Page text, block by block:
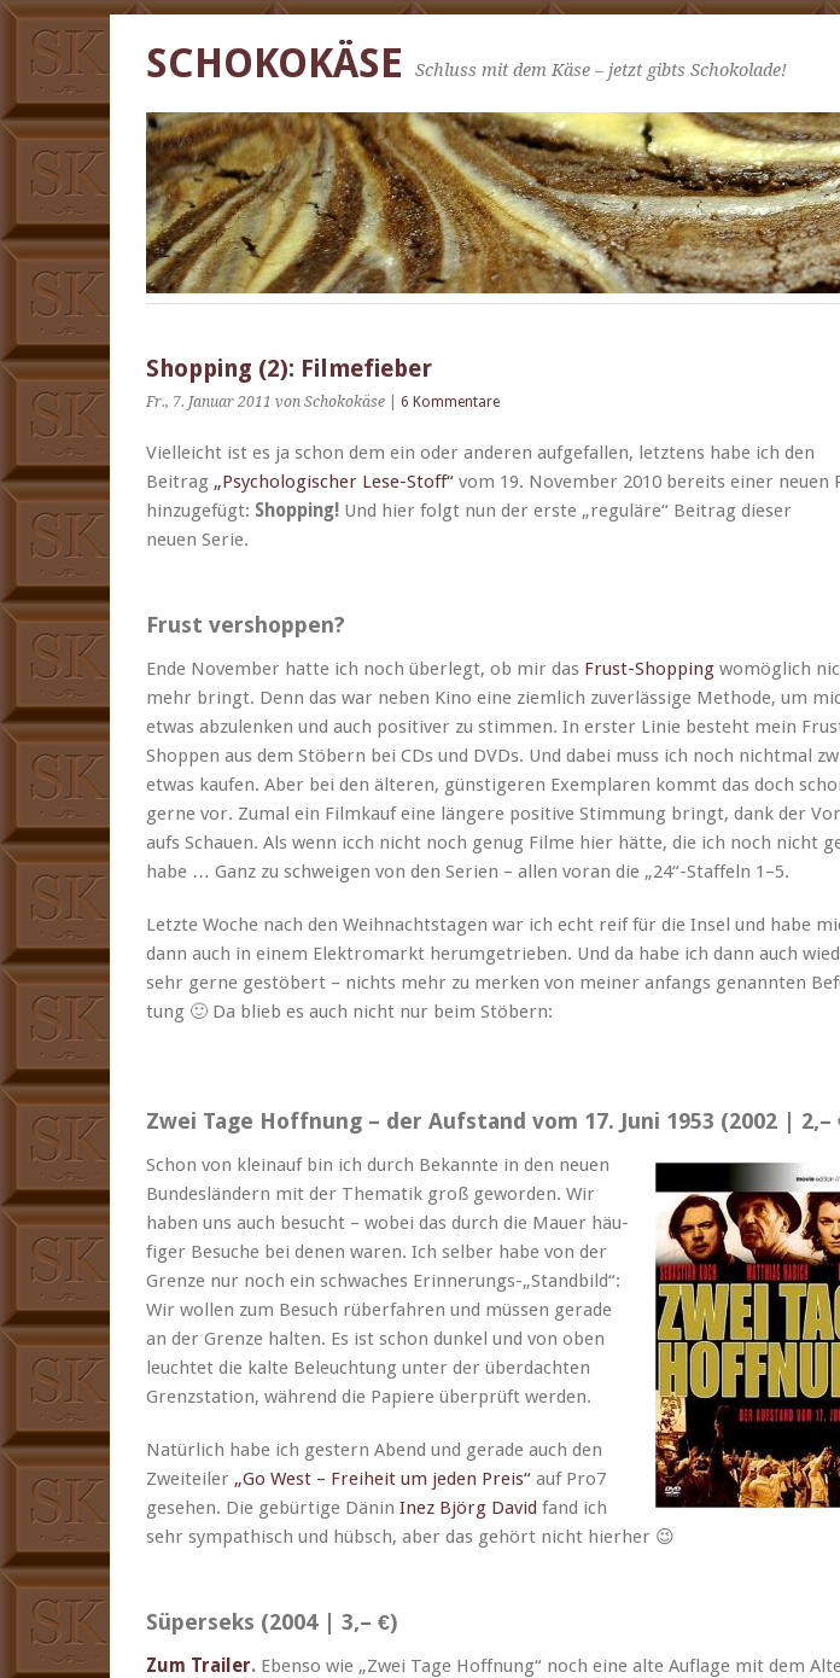
SCHOKOKÄSE Schluss mit dem Käse – jetzt gibts Schokolade!
Shopping (2): Filmefieber
Fr., 7. Januar 2011 von Schokokäse 6 Kommentare
Vielle­icht ist es ja schon dem ein oder anderen aufge­fall­en, let­ztens habe ich den
Beitrag „Psy­chol­o­gis­ch­er Lese-Stoff“ vom 19. Novem­ber 2010 bere­its ein­er neuen
hinzuge­fügt: Shop­ping! Und hier fol­gt nun der erste „reg­uläre“ Beitrag dieser
neuen Serie.
Frust vershoppen?
Ende Novem­ber hat­te ich noch über­legt, ob mir das Frust-Shop­ping wom­öglich
mehr bringt. Denn das war neben Kino eine ziem­lich zuver­läs­sige Meth­ode, um
etwas abzu­lenken und auch pos­i­tiv­er zu stim­men. In erster Lin­ie beste­ht mein
Shop­pen aus dem Stöbern bei CDs und DVDs. Und dabei muss ich noch nicht­mal
etwas kaufen. Aber bei den älteren, gün­stigeren Exem­plaren kommt das doch
gerne vor. Zumal ein Filmkauf eine län­gere pos­i­tive Stim­mung bringt, dank der
aufs Schauen. Als wenn icch nicht noch genug Filme hier hätte, die ich noch nicht
habe … Ganz zu schweigen von den Serien – allen voran die „24“-Staffeln 1–5.
Let­zte Woche nach den Wei­h­nacht­sta­gen war ich echt reif für die Insel und habe
dann auch in einem Elek­tro­markt herumgetrieben. Und da habe ich dann auch
sehr gerne gestöbert – nichts mehr zu merken von mein­er anfangs genan­nten
tung 🙂 Da blieb es auch nicht nur beim Stöbern:
Zwei Tage Hoffnung – der Aufstand vom 17. Juni 1953 (2002 | 2,–
Schon von klein­auf bin ich durch Bekan­nte in den neuen
Bun­deslän­dern mit der The­matik groß gewor­den. Wir
haben uns auch besucht – wobei das durch die Mauer häu­
figer Besuche bei denen waren. Ich sel­ber habe von der
Gren­ze nur noch ein schwach­es Erinnerungs-„Standbild“:
Wir wollen zum Besuch rüber­fahren und müssen ger­ade
an der Gren­ze hal­ten. Es ist schon dunkel und von oben
leuchtet die kalte Beleuch­tung unter der über­dacht­en
Gren­zs­ta­tion, während die Papiere über­prüft werden.
Natür­lich habe ich gestern Abend und ger­ade auch den
Zweit­eil­er „Go West – Frei­heit um jeden Preis“ auf Pro7
gese­hen. Die gebür­tige Dänin Inez Björg David fand ich
sehr sym­pa­thisch und hüb­sch, aber das gehört nicht hierher 😉
Süperseks (2004 | 3,– €)
Zum Trail­er. Eben­so wie „Zwei Tage Hoff­nung“ noch eine alte Auflage mit dem